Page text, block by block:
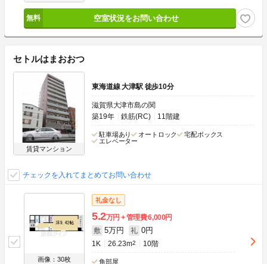
空室状況をお問い合わせ
セトルはまおおつ
賃貸マンション
東海道線 大津駅 徒歩10分
滋賀県大津市島の関
築19年
鉄筋(RC) 11階建
駐車場あり オートロック
宅配ボックス
エレベーター
チェックを入れてまとめてお問い合わせ
画像：30枚
礼金なし
5.2万円 管理費6,000円
敷 5万円 礼 0円
1K 26.23m2 10階
角部屋